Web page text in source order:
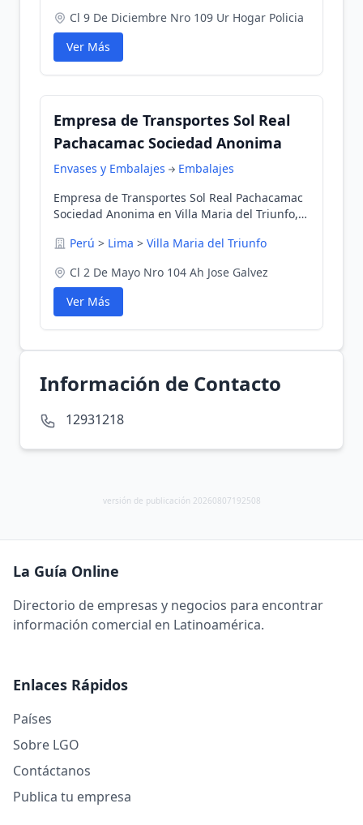
Cl 9 De Diciembre Nro 109 Ur Hogar Policia
Ver Más
Empresa de Transportes Sol Real
Pachacamac Sociedad Anonima
Envases y Embalajes
Embalajes
Empresa de Transportes Sol Real Pachacamac
Sociedad Anonima en Villa Maria del Triunfo,
Perú > Lima > Villa Maria del Triunfo
Cl 2 De Mayo Nro 104 Ah Jose Galvez
Ver Más
Información de Contacto
12931218
versión de publicación 20260807192508
La Guía Online
Directorio de empresas y negocios para encontrar
información comercial en Latinoamérica.
Enlaces Rápidos
Países
Sobre LGO
Contáctanos
Publica tu empresa